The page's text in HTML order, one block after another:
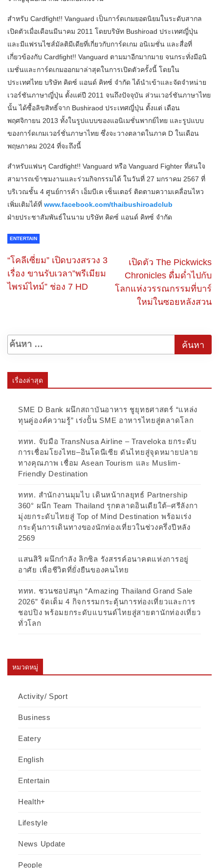
สำหรับ Cardfight!! Vanguard เป็นการ์ดเกมยอดนิยมในระดับสากล
เปิดตัวเมื่อเดือนมีนาคม 2011 โดยบริษัท Bushiroad ประเทศญี่ปุ่น
และมีแฟรนไชส์มัลติมีเดียที่เกี่ยวกับการ์ดเกม อนิเมชั่น และสื่อที่
เกี่ยวข้องกับ Cardfight!! Vanguard ตามมาอีกมากมาย จนกระทั่งมีอนิ
เมชั่นและการ์ดเกมออกมาล่าสุดในการเปิดตัวครั้งนี้ โดยใน
ประเทศไทย บริษัท คิดซ์ แอนด์ คิทซ์ จำกัด ได้นำเข้าและจัดจำหน่าย
เวอร์ชันภาษาญี่ปุ่น ตั้งแต่ปี 2011 จนถึงปัจจุบัน ส่วนเวอร์ชันภาษาไทย
นั้น ได้ซื้อลิขสิทธิ์จาก Bushiraod ประเทศญี่ปุ่น ตั้งแต่ เดือน
พฤศจิกายน 2013 ทั้งในรูปแบบของแอนิเมชั่นพากย์ไทย และรูปแบบ
ของการ์ดเกมเวอร์ชั่นภาษาไทย ซึ่งจะวางตลาดในภาค D ในเดือน
พฤษภาคม 2024 ที่จะถึงนี้
​สำหรับแฟนๆ Cardfight!! Vanguard หรือ Vanguard Fighter ที่สนใจ
สามารถเข้าชมงานและร่วมกิจกรรมได้ ในวันที่ 27 มกราคม 2567 ที่
บริเวณชั้น 4 ศูนย์การค้า เอ็มบีเค เซ็นเตอร์ ติดตามความเคลื่อนไหว
เพิ่มเติมได้ที่ www.facebook.com/thaibushiroadclub
ฝ่ายประชาสัมพันธ์ในนาม บริษัท คิดซ์ แอนด์ คิทซ์ จำกัด
ENTERTAIN
“โคลีเซี่ยม” เปิดบวงสรวง 3
เรื่อง ขานรับเวลา”พรีเมียม
ไพรม์ไทม์” ช่อง 7 HD
เปิดตัว The Pickwicks
Chronicles ดื่มด่ำไปกับ
โลกแห่งวรรณกรรมที่บาร์
ใหม่ในซอยหลังสวน
เรื่องล่าสุด
SME D Bank ผนึกสถาบันอาหาร ชูยุทธศาสตร์ “แหล่ง
ทุนคู่องค์ความรู้” เร่งปั้น SME อาหารไทยสู่ตลาดโลก
ททท. จับมือ TransNusa Airline – Traveloka ยกระดับ
การเชื่อมโยงไทย–อินโดนีเซีย ดันไทยสู่จุดหมายปลาย
ทางคุณภาพ เชื่อม Asean Tourism และ Muslim-
Friendly Destination
ททท. สำนักงานมุมไบ เดินหน้ากลยุทธ์ Partnership
360° ผนึก Team Thailand รุกตลาดอินเดียใต้–ศรีลังกา
มุ่งยกระดับไทยสู่ Top of Mind Destination พร้อมเร่ง
กระตุ้นการเดินทางของนักท่องเที่ยวในช่วงครึ่งปีหลัง
2569
แสนสิริ ผนึกกำลัง ลิกซิล รังสรรค์อนาคตแห่งการอยู่
อาศัย เพื่อชีวิตที่ยั่งยืนของคนไทย
ททท. ชวนชอปสนุก “Amazing Thailand Grand Sale
2026” จัดเต็ม 4 กิจกรรมกระตุ้นการท่องเที่ยวและการ
ชอปปิง พร้อมยกระดับแบรนด์ไทยสู่สายตานักท่องเที่ยว
ทั่วโลก
หมวดหมู่
Activity/ Sport
Business
Eatery
English
Entertain
Health+
Lifestyle
News Update
People